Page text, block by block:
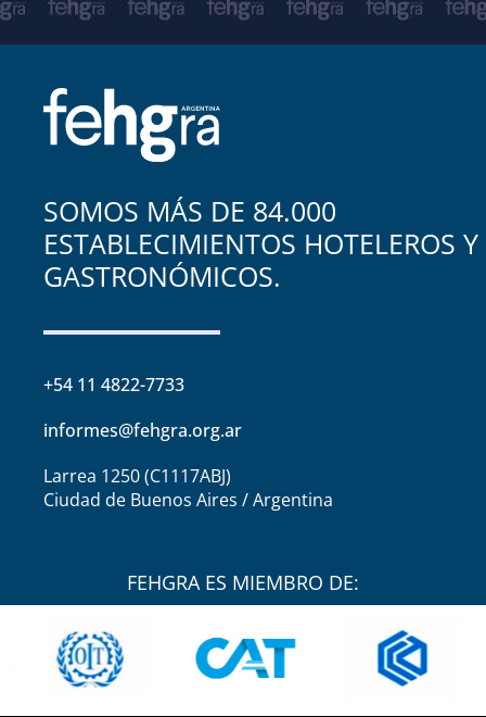
SOMOS MÁS DE 84.000
ESTABLECIMIENTOS HOTELEROS Y
GASTRONÓMICOS.
+54 11 4822-7733
informes@fehgra.org.ar
Larrea 1250 (C1117ABJ)
Ciudad de Buenos Aires / Argentina
FEHGRA ES MIEMBRO DE: